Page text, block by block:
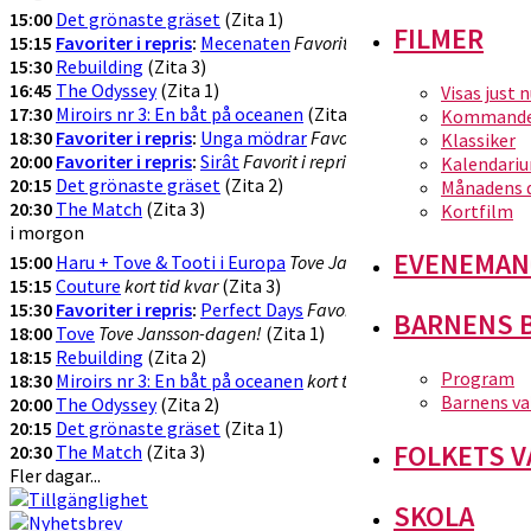
FILMER
Visas just
Klassiker
Kortfilm
BARNENS
Program
Barnens
FOLKETS
SKOLA
15:00 Det grönaste gräset (Zita 1)
15:15 Favoriter i repris: Mecenaten Favorit i repris! (Zita 2)
15:30 Rebuilding (Zita 3)
16:45 The Odyssey(Zita 1)
17:30 Miroirs nr 3: En båt på oceanen (Zita 2)
18:30 Favoriter i repris: Unga mödrarFavorit i repris!(Zita 3)
20:00 Favoriter i repris: Sirât Favorit i repris!
(Zita 1)
20:15 Det grönaste gräset (Zita 2)
20:30 The Match (Zita 3)
i morgon
15:00 Haru + Tove & Tooti i Europa Tove Jansson-dagen(Zita 1)
15:15 Couture kort tid kvar(Zita 3)
15:30 Favoriter i repris: Perfect Days Favorit i repriis
18:00 Tove Tove Jansson-dagen! (Zita 1)
18:15 Rebuilding (Zita 2)
18:30 Miroirs nr 3: En båt på oceanen kort tid kvar
(Zita 3)
20:00 The Odyssey(Zita 2)
20:15 Det grönaste gräset (Zita 1)
20:30 The Match (Zita 3)
Fler dagar...